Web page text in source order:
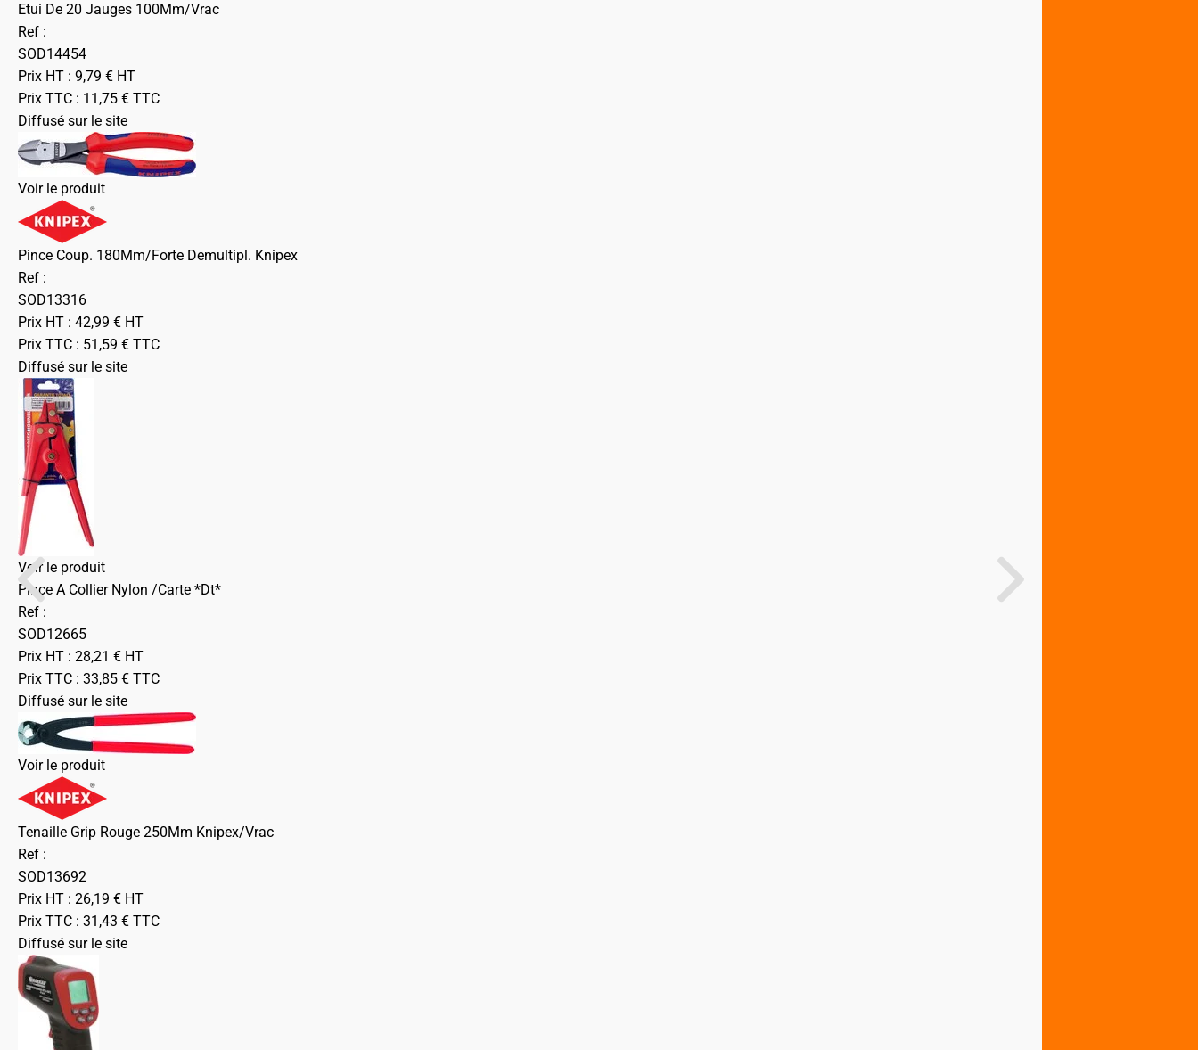
Etui De 20 Jauges 100Mm/Vrac
Ref :
SOD14454
Prix HT : 9,79 € HT
Prix TTC : 11,75 € TTC
Diffusé sur le site
Voir le produit
Pince Coup. 180Mm/Forte Demultipl. Knipex
Ref :
SOD13316
Prix HT : 42,99 € HT
Prix TTC : 51,59 € TTC
Diffusé sur le site
Voir le produit
Pince A Collier Nylon /Carte *Dt*
Ref :
SOD12665
Prix HT : 28,21 € HT
Prix TTC : 33,85 € TTC
Diffusé sur le site
Voir le produit
Tenaille Grip Rouge 250Mm Knipex/Vrac
Ref :
SOD13692
Prix HT : 26,19 € HT
Prix TTC : 31,43 € TTC
Diffusé sur le site